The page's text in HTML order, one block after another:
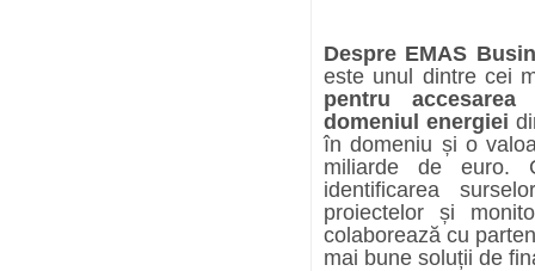
Despre EMAS
este unul dintre cei
pentru accesarea
domeniul energiei
în domeniu și o
miliarde de euro.
identificarea
proiectelor și
colaborează cu
mai bune soluții de